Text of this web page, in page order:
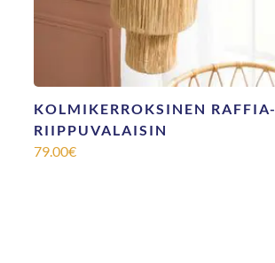
KOLMIKERROKSINEN RAFFIA-
RIIPPUVALAISIN
79.00€